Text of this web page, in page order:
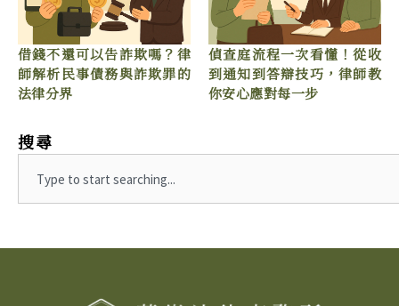
借錢不還可以告詐欺嗎？律
師解析民事債務與詐欺罪的
法律分界
偵查庭流程一次看懂！從收
到通知到答辯技巧，律師教
你安心應對每一步
搜尋